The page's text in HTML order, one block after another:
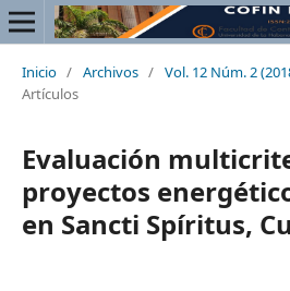
Inicio / Archivos / Vol. 12 Núm. 2
Artículos
Evaluación
proyectos
en Sancti Spíritus,